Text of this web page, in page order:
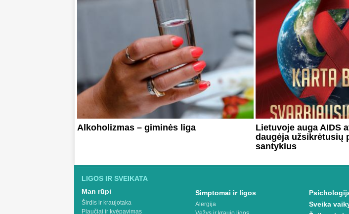
Alkoholizmas – giminės liga
Lietuvoje auga AIDS
daugėja užsikrėtusių
santykius
LIGOS IR SVEIKATA
Man rūpi
Širdis ir kraujotaka
Plaučiai ir kvėpavimas
Simptomai ir ligos
Alergija
Sveika